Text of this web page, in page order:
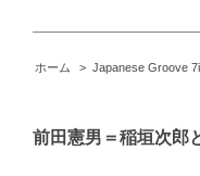
ホーム > Japanese Groove
前田憲男＝稲垣次郎